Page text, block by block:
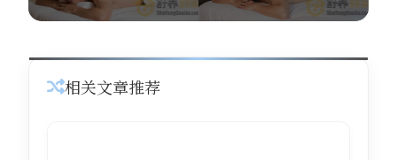
相关文章推荐